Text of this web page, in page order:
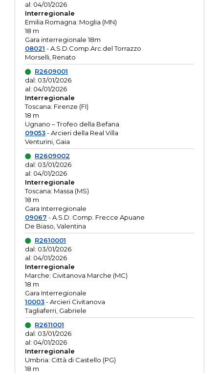
al: 04/01/2026
Interregionale
Emilia Romagna: Moglia (MN)
18 m
Gara interregionale 18m
08021 - A.S.D.Comp.Arc.del Torrazzo
Morselli, Renato
R2609001
dal: 03/01/2026
al: 04/01/2026
Interregionale
Toscana: Firenze (FI)
18 m
Ugnano – Trofeo della Befana
09053- Arcieri della Real Villa
Venturini, Gaia
R2609002
dal: 03/01/2026
al: 04/01/2026
Interregionale
Toscana: Massa (MS)
18 m
Gara Interregionale
09067 - A.S.D. Comp. Frecce Apuane
De Biaso, Valentina
R2610001
dal: 03/01/2026
al: 04/01/2026
Interregionale
Marche: Civitanova Marche (MC)
18 m
Gara Interregionale
10003- Arcieri Civitanova
Tagliaferri, Gabriele
R2611001
dal: 03/01/2026
al: 04/01/2026
Interregionale
Umbria: Città di Castello (PG)
18 m